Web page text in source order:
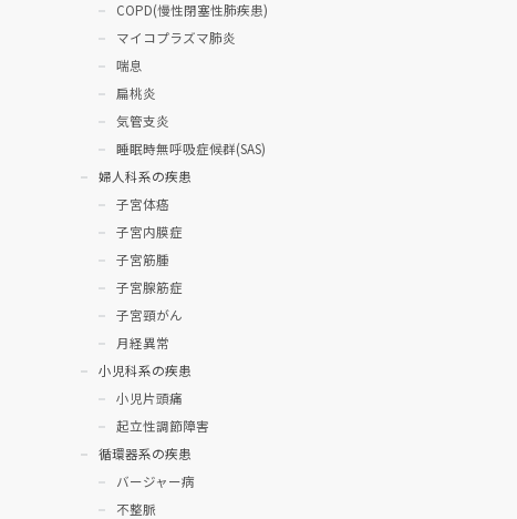
COPD(慢性閉塞性肺疾患)
マイコプラズマ肺炎
喘息
扁桃炎
気管支炎
睡眠時無呼吸症候群(SAS)
婦人科系の疾患
子宮体癌
子宮内膜症
子宮筋腫
子宮腺筋症
子宮頸がん
月経異常
小児科系の疾患
小児片頭痛
起立性調節障害
循環器系の疾患
バージャー病
不整脈